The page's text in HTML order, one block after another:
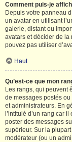
Comment puis-je
Depuis votre panneau
un avatar en utilisant
galerie, distant ou
avatars et décider de la
pouvez pas utiliser
Haut
Qu’est-ce que mon
Les rangs, qui peuvent
de messages postés
et administrateurs. En
l’intitulé d’un rang car
poster des messages
supérieur. Sur la
modérateur (ou un